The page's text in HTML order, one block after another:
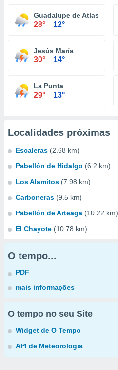
Guadalupe de Atlas
28° 12°
Jesús María
30° 14°
La Punta
29° 13°
Localidades próximas
Escaleras (2.68 km)
Pabellón de Hidalgo (6.2 km)
Los Alamitos (7.98 km)
Carboneras (9.5 km)
Pabellón de Arteaga (10.22 km)
El Chayote (10.78 km)
O tempo...
PDF
mais informações
O tempo no seu Site
Widget de O Tempo
API de Meteorologia